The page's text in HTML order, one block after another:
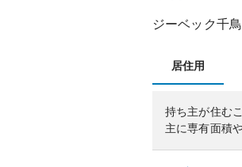
ジーベック千
居住用
持ち主が住む
主に専有面積